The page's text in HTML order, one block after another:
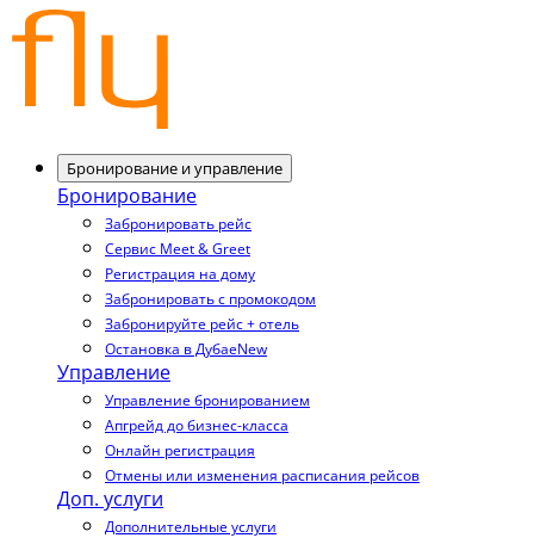
Бронирование и управление
Бронирование
Забронировать рейс
Сервис Meet & Greet
Регистрация на дому
Забронировать с промокодом
Забронируйте рейс + отель
Остановка в ДубаеNew
Управление
Управление бронированием
Апгрейд до бизнес-класса
Онлайн регистрация
Отмены или изменения расписания рейсов
Доп. услуги
Дополнительные услуги